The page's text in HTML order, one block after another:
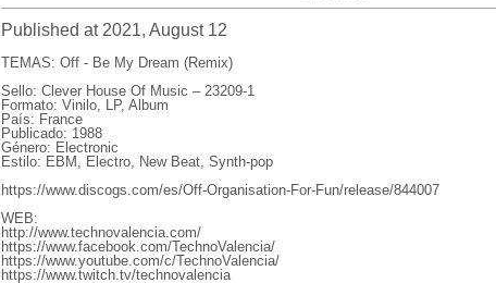
Published at 2021, August 12
TEMAS: Off - Be My Dream (Remix)
Sello: Clever House Of Music – 23209-1
Formato: Vinilo, LP, Album
País: France
Publicado: 1988
Género: Electronic
Estilo: EBM, Electro, New Beat, Synth-pop
https://www.discogs.com/es/Off-Organisation-For-Fun/release/844007
WEB:
http://www.technovalencia.com/
https://www.facebook.com/TechnoValencia/
https://www.youtube.com/c/TechnoValencia/
https://www.twitch.tv/technovalencia